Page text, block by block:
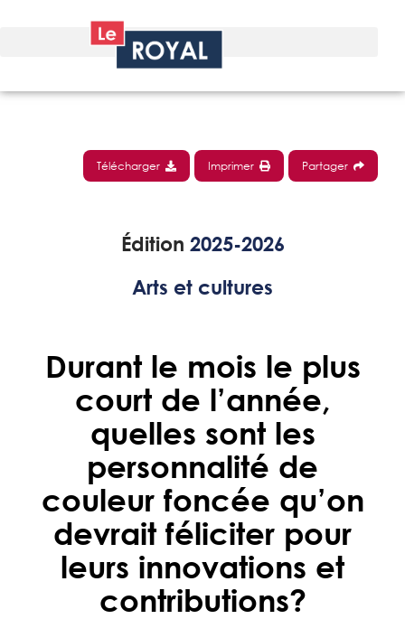
Télécharger Imprimer Partager
Édition 2025-2026
Arts et cultures
Durant le mois le plus
court de l’année,
quelles sont les
personnalité de
couleur foncée qu’on
devrait féliciter pour
leurs innovations et
contributions?